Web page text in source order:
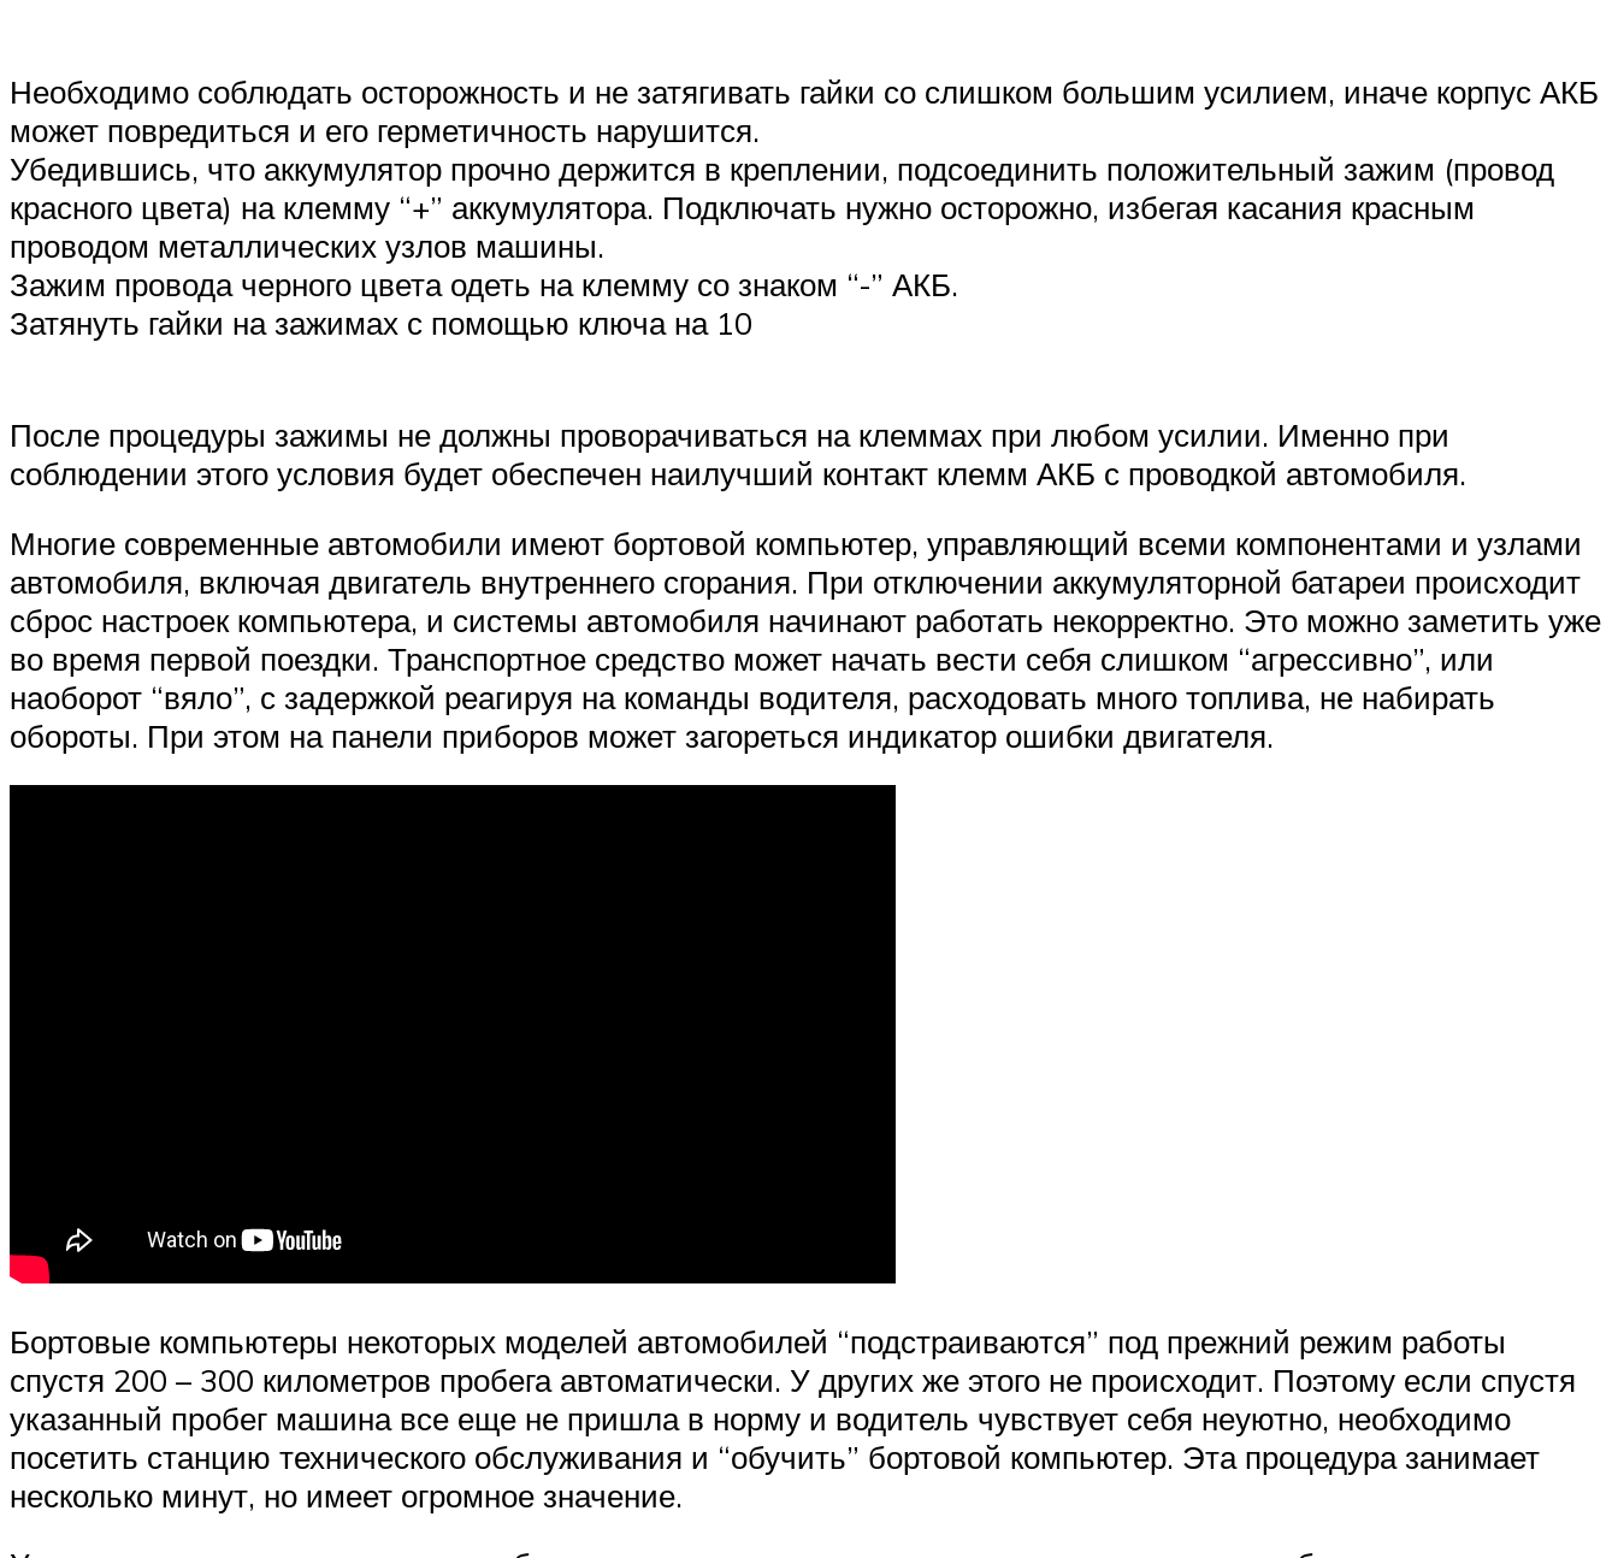
Необходимо соблюдать осторожность и не затягивать гайки со слишком большим усилием, иначе корпус АКБ
может повредиться и его герметичность нарушится.
Убедившись, что аккумулятор прочно держится в креплении, подсоединить положительный зажим (провод
красного цвета) на клемму “+” аккумулятора. Подключать нужно осторожно, избегая касания красным
проводом металлических узлов машины.
Зажим провода черного цвета одеть на клемму со знаком “-” АКБ.
Затянуть гайки на зажимах с помощью ключа на 10
После процедуры зажимы не должны проворачиваться на клеммах при любом усилии. Именно при
соблюдении этого условия будет обеспечен наилучший контакт клемм АКБ с проводкой автомобиля.
Многие современные автомобили имеют бортовой компьютер, управляющий всеми компонентами и узлами
автомобиля, включая двигатель внутреннего сгорания. При отключении аккумуляторной батареи происходит
сброс настроек компьютера, и системы автомобиля начинают работать некорректно. Это можно заметить уже
во время первой поездки. Транспортное средство может начать вести себя слишком “агрессивно”, или
наоборот “вяло”, с задержкой реагируя на команды водителя, расходовать много топлива, не набирать
обороты. При этом на панели приборов может загореться индикатор ошибки двигателя.
Бортовые компьютеры некоторых моделей автомобилей “подстраиваются” под прежний режим работы
спустя 200 – 300 километров пробега автоматически. У других же этого не происходит. Поэтому если спустя
указанный пробег машина все еще не пришла в норму и водитель чувствует себя неуютно, необходимо
посетить станцию технического обслуживания и “обучить” бортовой компьютер. Эта процедура занимает
несколько минут, но имеет огромное значение.